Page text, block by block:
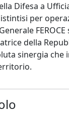
Difesa a
per
della
sinergia